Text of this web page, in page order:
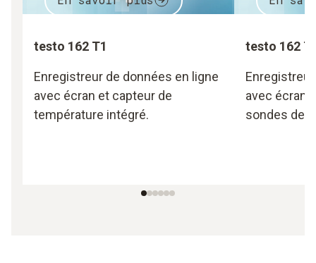
testo 162 T1
Enregistreur de données en ligne
avec écran et capteur de
température intégré.
testo 162
avec écran
sondes de